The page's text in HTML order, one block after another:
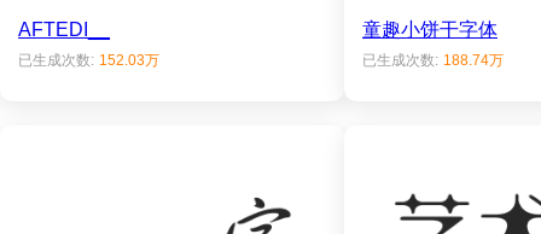
AFTEDI__
已生成次数: 152.03万
童趣小饼干字体
已生成次数: 188.74万